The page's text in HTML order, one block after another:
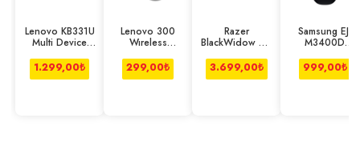
Lenovo KB331U
Multi Device
Klavye
1.299,00₺
Lenovo 300
Wıreless
Mouse Gri
299,00₺
Razer
BlackWidow V4
Kablolu Klavye
TR - RZ03-
3.699,00₺
Samsung EJ-
M3400D
Mouse Siyah
999,00₺